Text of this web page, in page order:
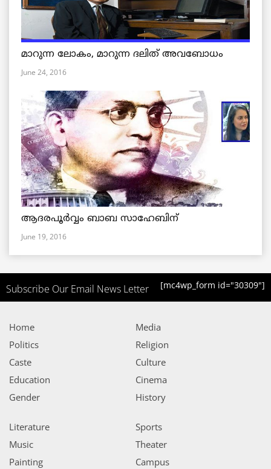
മാറുന്ന ലോകം, മാറുന്ന ദലിത് അവബോധം
June 24, 2016
ആദരപൂര്‍വ്വം ബാബ സാഹേബിന്
June 19, 2016
Subscribe Our Email News Letter [mc4wp_form id="30309"]
Home
Politics
Caste
Education
Gender
Media
Religion
Culture
Cinema
History
Literature
Music
Painting
Sports
Theater
Campus